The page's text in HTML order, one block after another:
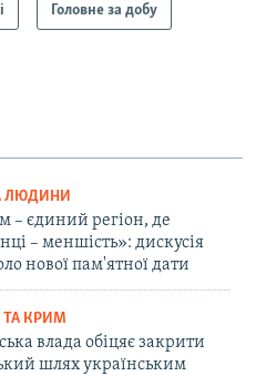
Головне за добу
ЛЮДИНИ
– єдиний регіон, де
– меншість»: дискусія
нової пам'ятної дати
ТА КРИМ
влада обіцяє закрити
шлях українським